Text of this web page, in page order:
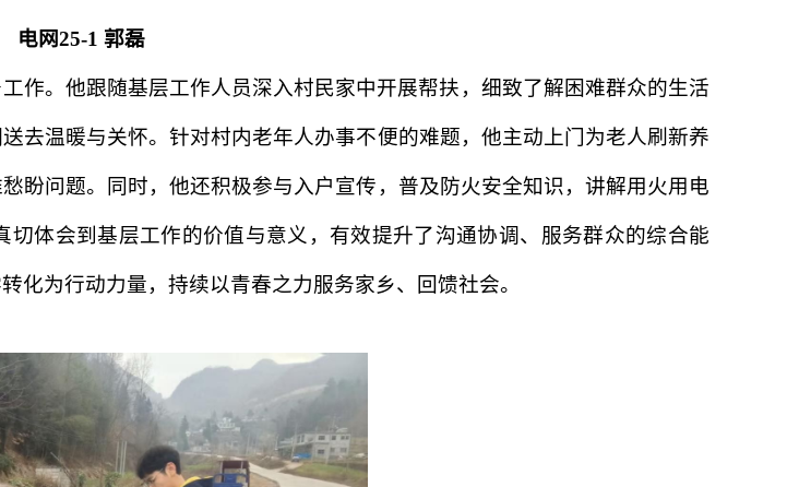
电网25-1 郭磊
作。他跟随基层工作人员深入村民家中开展帮扶，细致了解困难群众的生活
去温暖与关怀。针对村内老年人办事不便的难题，他主动上门为老人刷新养
盼问题。同时，他还积极参与入户宣传，普及防火安全知识，讲解用火用电
体会到基层工作的价值与意义，有效提升了沟通协调、服务群众的综合能
化为行动力量，持续以青春之力服务家乡、回馈社会。